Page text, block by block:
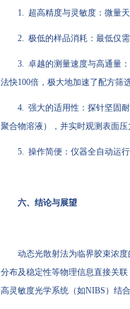
1. 超高精度与灵敏度：微量
2. 极低的样品消耗：最低仅
3. 卓越的测量速度与高通量
法快100倍，极大地加速了配方筛
4. 强大的适用性：探针坚固
聚合物溶液），并实时观测表面
5. 操作简便：仪器全自动运
六、结论与展望
动态光散射法为临界胶束浓
分布及稳定性等物理信息直接关
高灵敏度光学系统（如NIBS）结